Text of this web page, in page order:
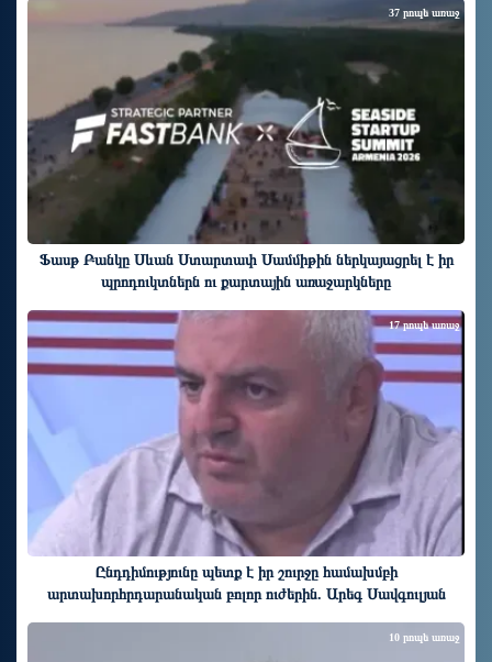
Ֆասթ Բանկը Սևան Ստարտափ Սամմիթին ներկայացրել է իր
պրոդուկտներն ու քարտային առաջարկները
37 րոպե առաջ
Ընդդիմությունը պետք է իր շուրջը համախմբի
արտախորհրդարանական բոլոր ուժերին. Արեգ Սավգուլյան
17 րոպե առաջ
10 րոպե առաջ